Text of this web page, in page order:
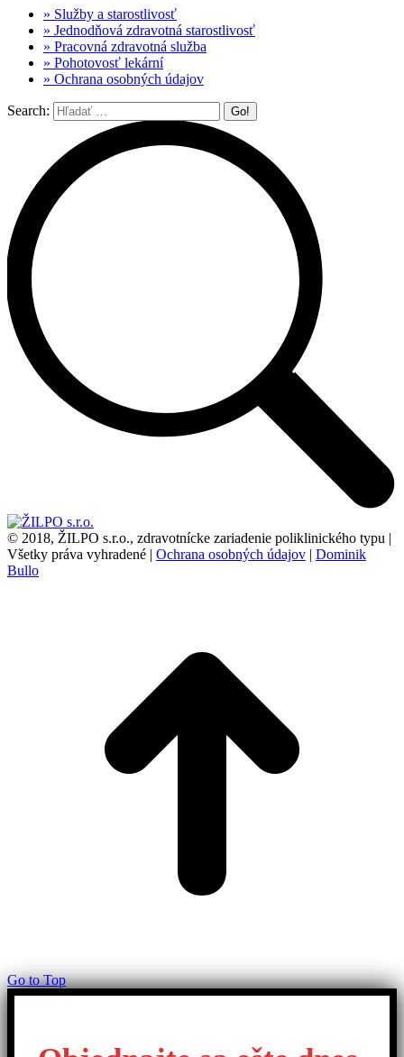
» Služby a starostlivosť
» Jednodňová zdravotná starostlivosť
» Pracovná zdravotná služba
» Pohotovosť lekární
» Ochrana osobných údajov
Search:
© 2018, ŽILPO s.r.o., zdravotnícke zariadenie poliklinického typu |
Všetky práva vyhradené | Ochrana osobných údajov
Dominik
Bullo
Go to Top